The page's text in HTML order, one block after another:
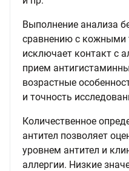
Выполнение анализа
сравнению с кожными
исключает контакт с
прием
возрастные
и точность
Количественное
антител позволяет
уровнем антител и
аллергии. Низкие